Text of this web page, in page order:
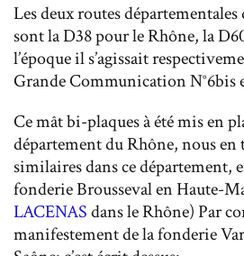
Les deux routes
sont la D38 pour le Rhône, la
l’époque il s’agissait
Grande Communication N°6bis
Ce mât bi-plaques à été mis en
département du Rhône, nous en
similaires dans ce département,
fonderie Brousseval en Haute-
LACENASdans le Rhône) Par
manifestement de la fonderie